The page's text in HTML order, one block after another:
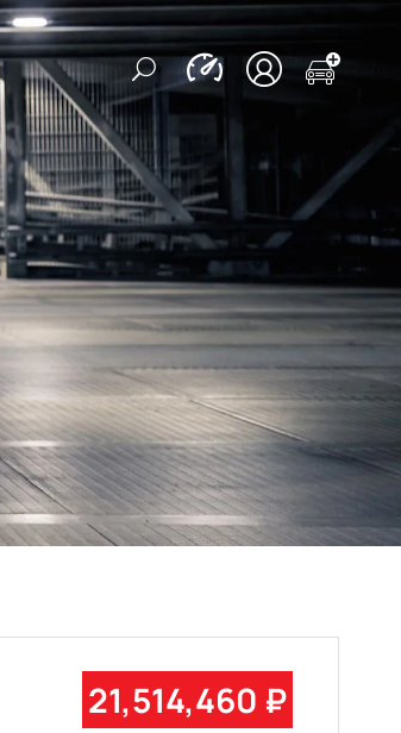
21,514,460 ₽